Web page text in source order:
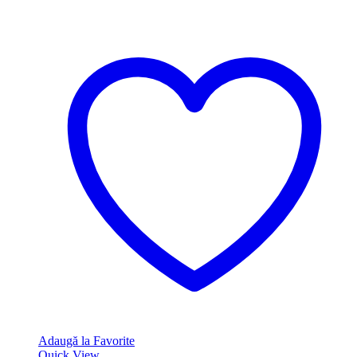
Adaugă la Favorite